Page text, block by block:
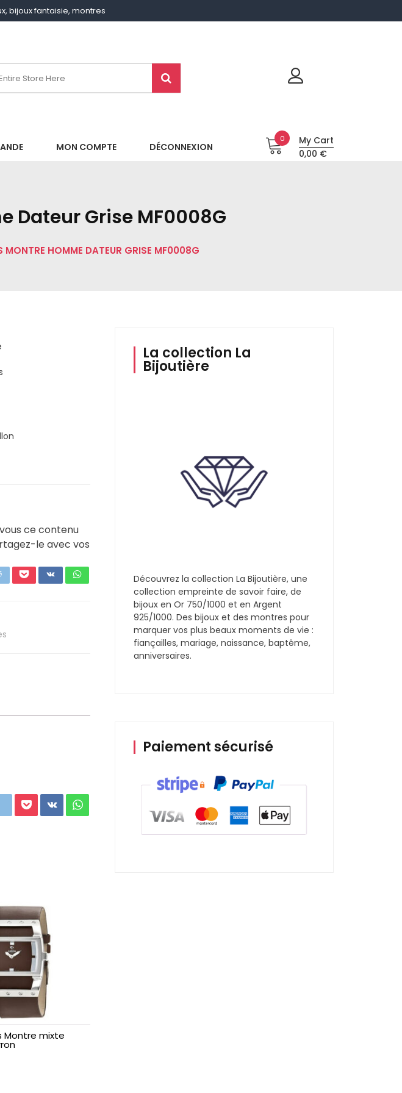
bijoux fantaisie, montres
MON COMPTE DÉCONNEXION
0
My Cart
0,00 €
Dateur Grise MF0008G
MONTRE HOMME DATEUR GRISE MF0008G
ce contenu
le avec vos
Montre mixte
La collection La
Bijoutière
Découvrez la collection La Bijoutière, une
collection empreinte de savoir faire, de
bijoux en Or 750/1000 et en Argent
925/1000. Des bijoux et des montres pour
marquer vos plus beaux moments de vie :
fiançailles, mariage, naissance, baptême,
anniversaires.
Paiement sécurisé